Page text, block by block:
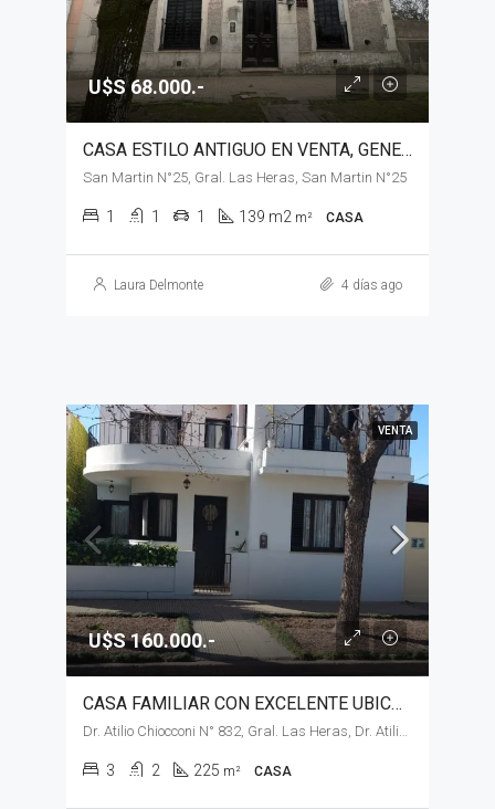
U$S 68.000.-
CASA ESTILO ANTIGUO EN VENTA, GENERAL LAS HERAS
San Martin N°25, Gral. Las Heras, San Martin N°25
1 1 1 139 m2 m² CASA
Laura Delmonte 4 días ago
VENTA
U$S 160.000.-
CASA FAMILIAR CON EXCELENTE UBICACIÓN EN VENTA, GENERAL LAS HERAS
3 2 225 m² CASA